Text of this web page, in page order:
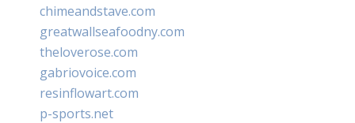
chimeandstave.com
greatwallseafoodny.com
theloverose.com
gabriovoice.com
resinflowart.com
p-sports.net